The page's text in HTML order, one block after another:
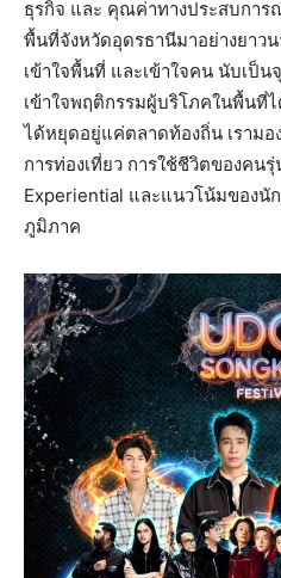
ธุรกิจ และ คุณค่าทางประสบกา
พื้นที่จังหวัดอุดรธานีมาอย่างยาว
เข้าใจพื้นที่ และเข้าใจคน นับเป็
เข้าใจพฤติกรรมผู้บริโภคในพื้นที่
ได้หยุดอยู่แค่ตลาดท้องถิ่น เรามอ
การท่องเที่ยว การใช้ชีวิตของคน
Experiential และแนวโน้มของนั
ภูมิภาค